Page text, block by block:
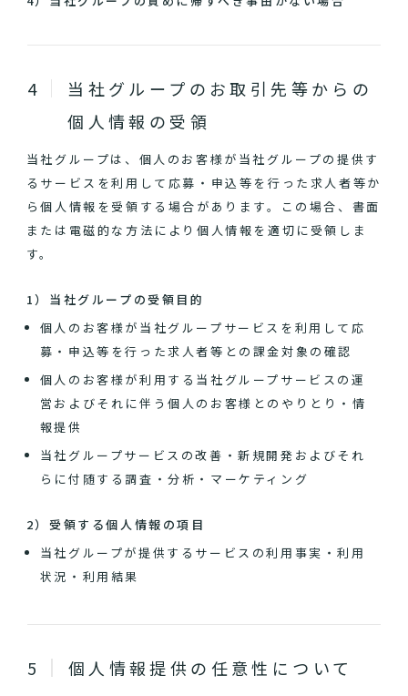
当社グループのお取引先等からの
個人情報の受領
当社グループは、個人のお客様が当社グループの提供す
るサービスを利用して応募・申込等を行った求人者等か
ら個人情報を受領する場合があります。この場合、書面
または電磁的な方法により個人情報を適切に受領しま
す。
1）当社グループの受領目的
個人のお客様が当社グループサービスを利用して応
募・申込等を行った求人者等との課金対象の確認
個人のお客様が利用する当社グループサービスの運
営およびそれに伴う個人のお客様とのやりとり・情
報提供
当社グループサービスの改善・新規開発およびそれ
らに付随する調査・分析・マーケティング
2）受領する個人情報の項目
当社グループが提供するサービスの利用事実・利用
状況・利用結果
個人情報提供の任意性について